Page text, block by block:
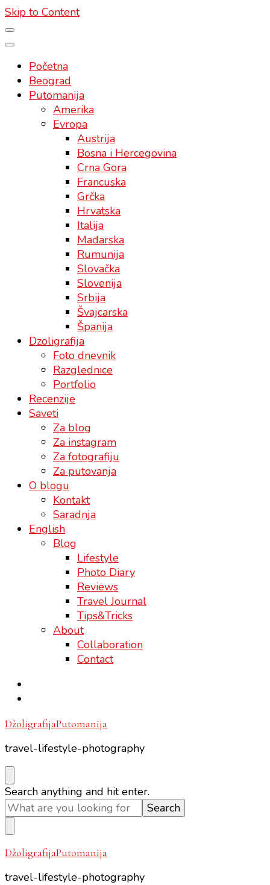
Skip to Content
Početna
Beograd
Putomanija
Amerika
Evropa
Austrija
Bosna i Hercegovina
Crna Gora
Francuska
Grčka
Hrvatska
Italija
Mađarska
Rumunija
Slovačka
Slovenija
Srbija
Švajcarska
Španija
Dzoligrafija
Foto dnevnik
Razglednice
Portfolio
Recenzije
Saveti
Za blog
Za instagram
Za fotografiju
Za putovanja
O blogu
Kontakt
Saradnja
English
Blog
Lifestyle
Photo Diary
Reviews
Travel Journal
Tips&Tricks
About
Collaboration
Contact
DžoligrafijaPutomanija
travel-lifestyle-photography
Looking
for
Something?
Search anything and hit enter.
DžoligrafijaPutomanija
travel-lifestyle-photography